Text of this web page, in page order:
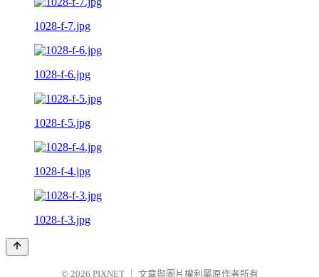
1028-f-7.jpg
1028-f-6.jpg
1028-f-5.jpg
1028-f-4.jpg
1028-f-3.jpg
© 2026 PIXNET 文章與圖片權利屬原作者所有